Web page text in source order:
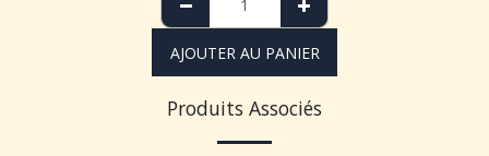
AJOUTER AU PANIER
Produits Associés